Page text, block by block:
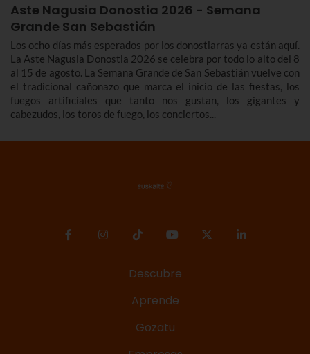
Aste Nagusia Donostia 2026 - Semana
Grande San Sebastián
Los ocho días más esperados por los donostiarras ya están aquí.
La Aste Nagusia Donostia 2026 se celebra por todo lo alto del 8
al 15 de agosto. La Semana Grande de San Sebastián vuelve con
el tradicional cañonazo que marca el inicio de las fiestas, los
fuegos artificiales que tanto nos gustan, los gigantes y
cabezudos, los toros de fuego, los conciertos...
Descubre
Aprende
Gozatu